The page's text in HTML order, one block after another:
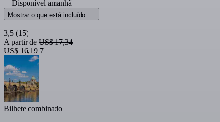
Disponível amanhã
Mostrar o que está incluído
3,5 (15)
A partir de US$ 17,34
US$ 16,19 7
Bilhete combinado